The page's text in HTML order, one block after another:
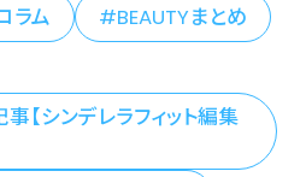
ラム
BEAUTYまとめ
【シンデレラフィット編集